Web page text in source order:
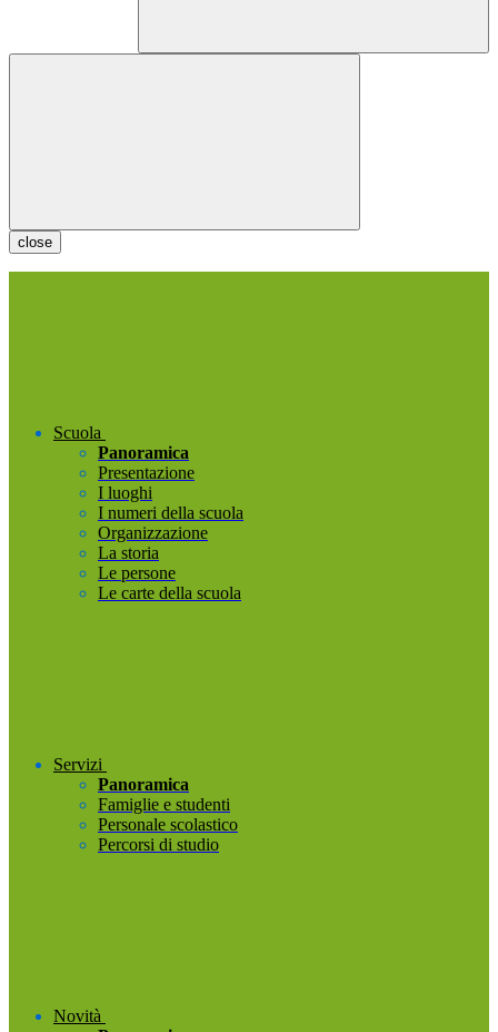
close
Scuola
Panoramica
Presentazione
I luoghi
I numeri della scuola
Organizzazione
La storia
Le persone
Le carte della scuola
Servizi
Panoramica
Famiglie e studenti
Personale scolastico
Percorsi di studio
Novità